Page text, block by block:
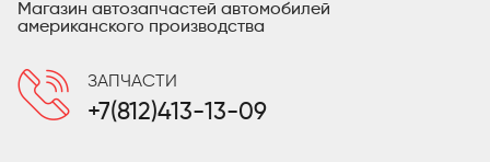
Магазин автозапчастей автомобилей
американского производства
ЗАПЧАСТИ
+7(812)413-13-09